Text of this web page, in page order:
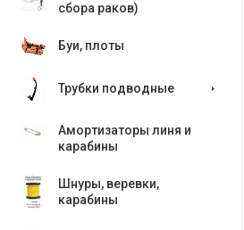
сбора раков)
Буи, плоты
Трубки подводные
Амортизаторы линя и
карабины
Шнуры, веревки,
карабины